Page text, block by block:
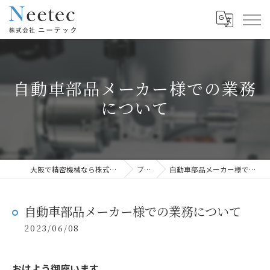
自動車部品メーカー様での業務
について
大阪で精密機械なら株式会社ニーテック ブログ 自動車部品メーカー様での業務について
自動車部品メーカー様での業務について
2023/06/08